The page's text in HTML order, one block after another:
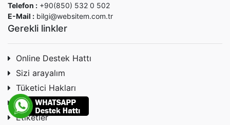
Telefon : +90(850) 532 0 502
E-Mail : bilgi@websitem.com.tr
Gerekli linkler
Online Destek Hattı
Sizi arayalım
Tüketici Hakları
Gizlilik & Güvenlik
Etiketler